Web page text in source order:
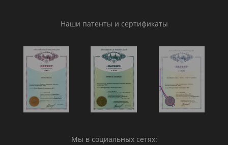
Наши патенты и сертификаты
Мы в социальных сетях: